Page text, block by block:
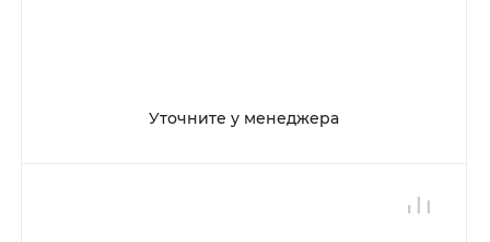
Уточните у менеджера